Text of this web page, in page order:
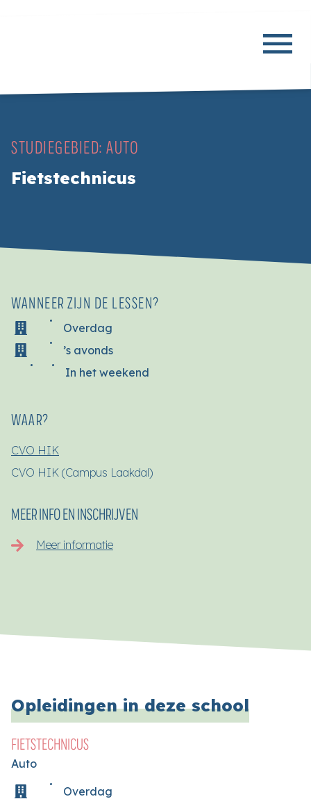
STUDIEGEBIED: AUTO
Fietstechnicus
WANNEER ZIJN DE LESSEN?
Overdag
’s avonds
In het weekend
WAAR?
CVO HIK
CVO HIK (Campus Laakdal)
MEER INFO EN INSCHRIJVEN
Meer informatie
Opleidingen in deze school
FIETSTECHNICUS
Auto
Overdag